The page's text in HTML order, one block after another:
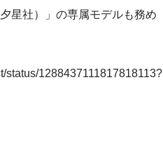
星社）」の専属モデルも務め
status/1288437111817818113?